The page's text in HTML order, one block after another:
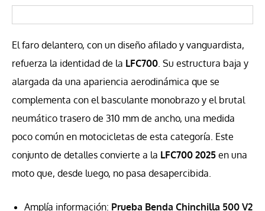
El faro delantero, con un diseño afilado y vanguardista,
refuerza la identidad de la LFC700 . Su estructura baja y
alargada da una apariencia aerodinámica que se
complementa con el basculante monobrazo y el brutal
neumático trasero de 310 mm de ancho, una medida
poco común en motocicletas de esta categoría. Este
conjunto de detalles convierte a la LFC700 2025 en una
moto que, desde luego, no pasa desapercibida.
Amplía información: Prueba Benda Chinchilla 500 V2